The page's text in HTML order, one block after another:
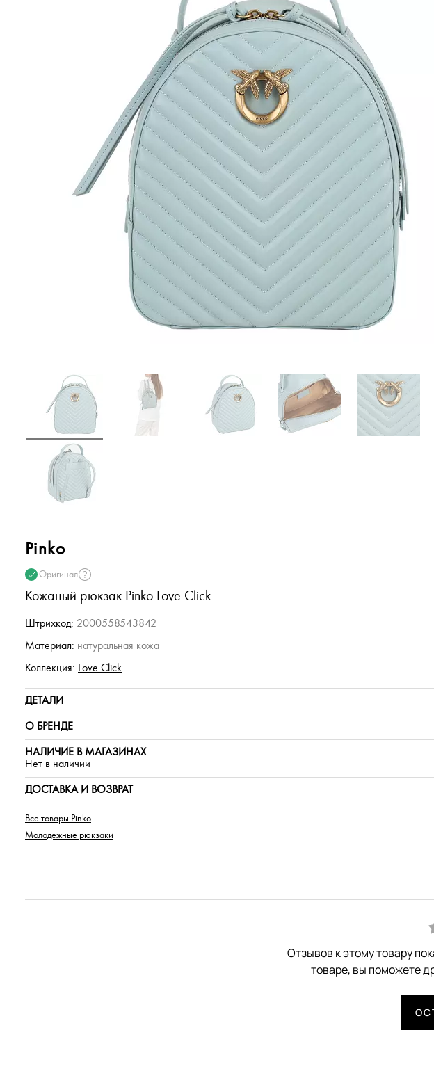
Pinko
Оригинал
Кожаный рюкзак Pinko Love Click
Штрихкод: 2000558543842
Материал: натуральная кожа
Коллекция: Love Click
ДЕТАЛИ
О БРЕНДЕ
НАЛИЧИЕ В МАГАЗИНАХ
Нет в наличии
ДОСТАВКА И ВОЗВРАТ
Все товары Pinko
Молодежные рюкзаки
Отзывов к этому товару
товаре, вы поможете